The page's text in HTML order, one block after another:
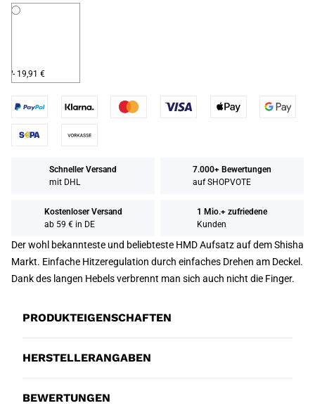
Violis - Lila
- 19,91 €
Schneller Versand
mit DHL
7.000+ Bewertungen
auf SHOPVOTE
Kostenloser Versand
ab 59 € in DE
1 Mio.+ zufriedene
Kunden
Der wohl bekannteste und beliebteste HMD Aufsatz auf dem Shisha
Markt. Einfache Hitzeregulation durch einfaches Drehen am Deckel.
Dank des langen Hebels verbrennt man sich auch nicht die Finger.
PRODUKTEIGENSCHAFTEN
HERSTELLERANGABEN
BEWERTUNGEN